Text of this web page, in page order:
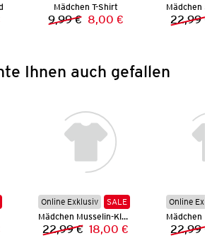
Preis:
Mädchen T-Shirt
Vorheriger Preis:
9,99 € Neuer Preis:
8,00 € 22,99 €
Ihnen auch gefallen
Preis:
Online Exklusiv
SALE
Mädchen Musselin-Kleid
Vorheriger Preis:
22,99 € Neuer Preis:
18,00 €
Online
22,99 €